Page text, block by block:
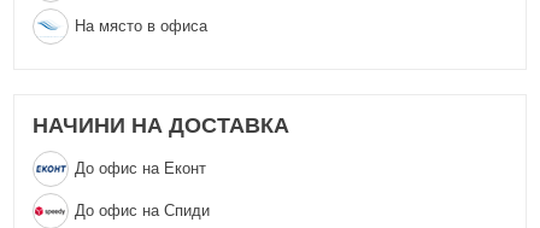
На място в офиса
НАЧИНИ НА ДОСТАВКА
До офис на Еконт
До офис на Спиди